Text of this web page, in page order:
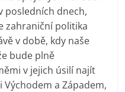
posledních dnech,
zahraniční politika
v době, kdy naše
bude plně
v jejich úsilí najít
a Západem,